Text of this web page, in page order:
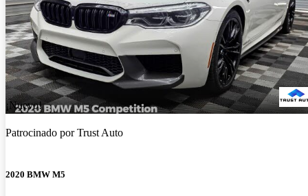
¡Nuevo!
Patrocinado porTrust Auto
2020 BMW M5